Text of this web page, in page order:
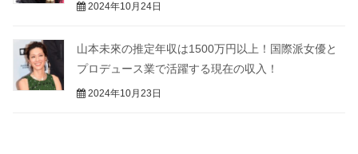
2024年10月24日
山本未來の推定年収は1500万円以上！国際派女優と
プロデュース業で活躍する現在の収入！
2024年10月23日